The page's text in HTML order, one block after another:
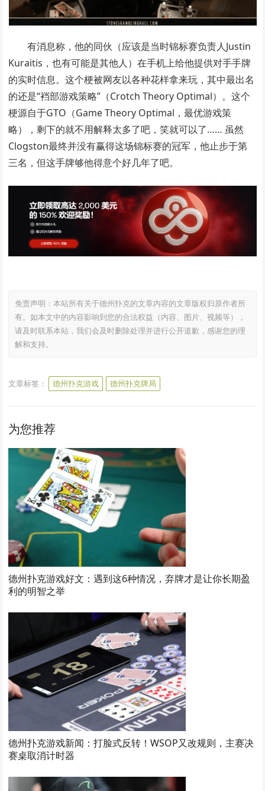
有消息称，他的同伙（应该是当时锦标赛负责人Justin
Kuraitis，也有可能是其他人）在手机上给他提供对手手牌
的实时信息。这个梗被网友以各种花样拿来玩，其中最出名
的还是“裆部游戏策略”（Crotch Theory Optimal）。这个
梗源自于GTO（Game Theory Optimal，最优游戏策
略），剩下的就不用解释太多了吧，笑就可以了…… 虽然
Clogston最终并没有赢得这场锦标赛的冠军，他止步于第
三名，但这手牌够他得意个好几年了吧。
免责声明：本站所有关于德州扑克的文章内容的文章版权归原作者所
有。如本文中的内容影响到您的合法权益（内容、图片、视频等），
请及时联系本站，我们会及时删除处理并进行公开道歉，感谢您的理
解和支持。
文章标签： 德州扑克游戏 德州扑克牌局
为您推荐
德州扑克游戏好文：遇到这6种情况，弃牌才是让你长期盈
利的明智之举
德州扑克游戏新闻：打脸式反转！WSOP又改规则，主赛决
赛桌取消计时器